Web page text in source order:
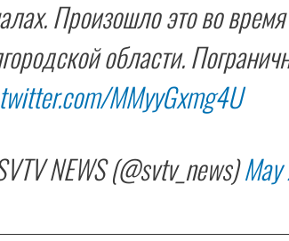
Произошло это во
области.
MMyyGxmg4U
NEWS (@svtv_news)